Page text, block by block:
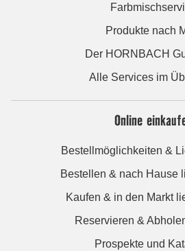
Produkte nach
Der HORNBACH
Alle Services im
Online
Bestellmöglichkeiten &
Bestellen & nach Hause
Kaufen & in den Markt
Reservieren &
Prospekte und